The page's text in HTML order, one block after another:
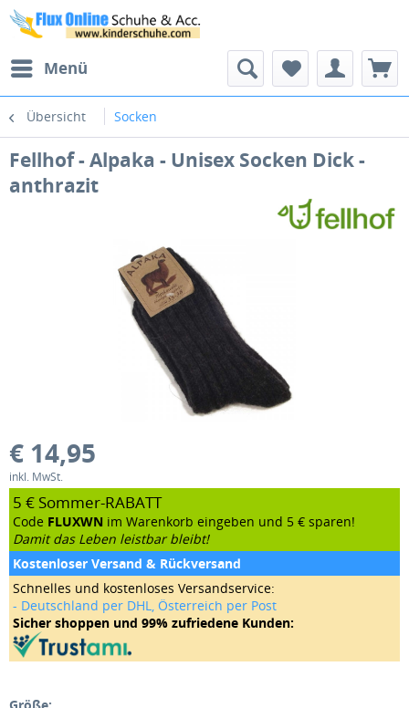
Menü
Übersicht Socken
Fellhof - Alpaka - Unisex Socken Dick -
anthrazit
€ 14,95
inkl. MwSt.
5 € Sommer-RABATT
Code FLUXWN im Warenkorb eingeben und 5 € sparen!
Damit das Leben leistbar bleibt!
Kostenloser Versand & Rückversand
Schnelles und kostenloses Versandservice:
- Deutschland per DHL, Österreich per Post
Sicher shoppen und 99% zufriedene Kunden: